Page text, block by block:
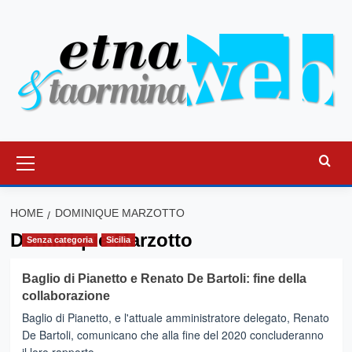
principale
HOME DOMINIQUE MARZOTTO
Dominique Marzotto
Senza categoria Sicilia
Baglio di Pianetto e Renato De Bartoli: fine della
collaborazione
Baglio di Pianetto, e l'attuale amministratore delegato, Renato
De Bartoli, comunicano che alla fine del 2020 concluderanno